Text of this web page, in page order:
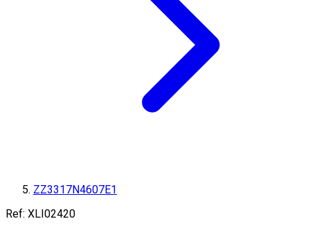
ZZ3317N4607E1
Ref: XLI02420